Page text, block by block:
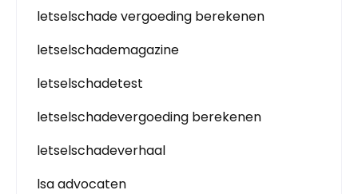
letselschade vergoeding berekenen
letselschademagazine
letselschadetest
letselschadevergoeding berekenen
letselschadeverhaal
lsa advocaten